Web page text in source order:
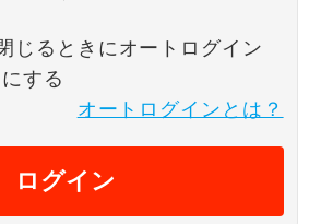
じるときにオートログイン
する
オートログインとは？
ログイン